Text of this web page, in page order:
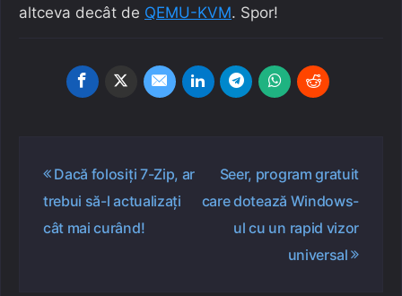
altceva decât de QEMU-KVM. Spor!
Navigare
articole
Dacă folosiți 7-Zip, ar
trebui să-l actualizați
cât mai curând!
Seer, program gratuit
care dotează Windows-
ul cu un rapid vizor
universal